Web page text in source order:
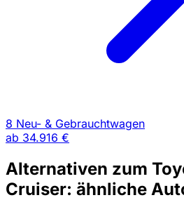
8 Neu- & Gebrauchtwagen
ab 34.916 €
Alternativen zum
Cruiser: ähnliche